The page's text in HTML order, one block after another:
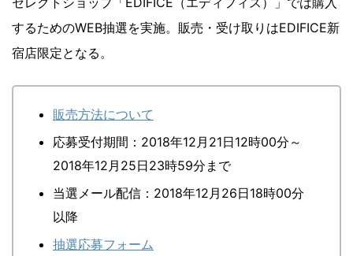
するためのWEB抽選を実施。販売・受け取りはEDIFICE新
宿店限定となる。
販売方法について
応募受付期間：2018年12月21日12時00分～
2018年12月25日23時59分まで
当選メール配信：2018年12月26日18時00分
以降
抽選応募フォーム